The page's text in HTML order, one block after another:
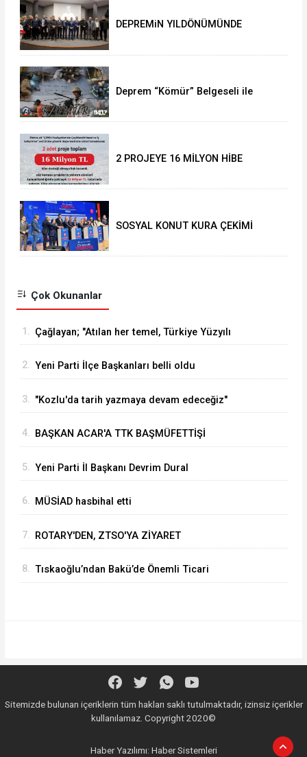
DEPREMiN YILDÖNÜMÜNDE
Deprem “Kömür” Belgeseli ile
2 PROJEYE 16 MİLYON HİBE
SOSYAL KONUT KURA ÇEKİMİ
Çok Okunanlar
1. Çağlayan; "Atılan her temel, Türkiye Yüzyılı
göstergelerinden biridir
2. Yeni Parti İlçe Başkanları belli oldu
3. "Kozlu'da tarih yazmaya devam edeceğiz"
4. BAŞKAN ACAR'A TTK BAŞMÜFETTİŞİ
5. Yeni Parti İl Başkanı Devrim Dural
6. MÜSİAD hasbihal etti
7. ROTARY'DEN, ZTSO'YA ZİYARET
8. Tıskaoğlu’ndan Bakü’de Önemli Ticari
Sitemizde bulunan içeriklerin tüm hakları saklı tutulmaktadır, izinsiz içerikler
kullanılamaz. Copyright 2020©
Haber Yazılımı: Haber Sistemleri